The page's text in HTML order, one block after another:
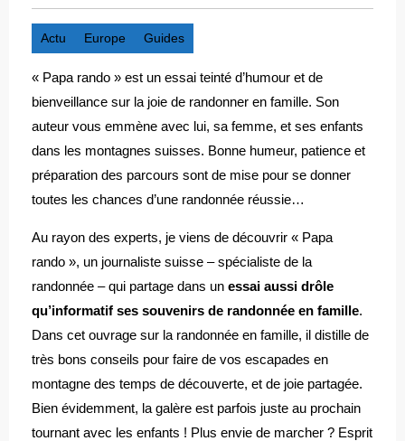
Actu Europe Guides
« Papa rando » est un essai teinté d’humour et de
bienveillance sur la joie de randonner en famille. Son
auteur vous emmène avec lui, sa femme, et ses enfants
dans les montagnes suisses. Bonne humeur, patience et
préparation des parcours sont de mise pour se donner
toutes les chances d’une randonnée réussie…
Au rayon des experts, je viens de découvrir « Papa
rando », un journaliste suisse – spécialiste de la
randonnée – qui partage dans un essai aussi drôle
qu’informatif ses souvenirs de randonnée en famille.
Dans cet ouvrage sur la randonnée en famille, il distille de
très bons conseils pour faire de vos escapades en
montagne des temps de découverte, et de joie partagée.
Bien évidemment, la galère est parfois juste au prochain
tournant avec les enfants ! Plus envie de marcher ? Esprit